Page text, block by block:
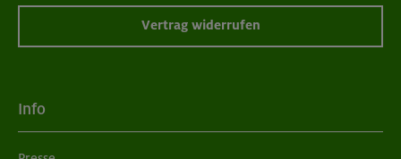
Vertrag widerrufen
Info